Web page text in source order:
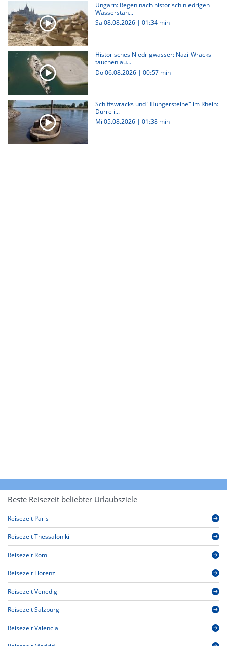
Ungarn: Regen nach historisch niedrigen
Wasserstän...
Sa 08.08.2026 | 01:34 min
Historisches Niedrigwasser: Nazi-Wracks
tauchen au...
Do 06.08.2026 | 00:57 min
Schiffswracks und "Hungersteine" im Rhein:
Dürre i...
Mi 05.08.2026 | 01:38 min
Beste Reisezeit beliebter Urlaubsziele
Reisezeit Paris
Reisezeit Thessaloniki
Reisezeit Rom
Reisezeit Florenz
Reisezeit Venedig
Reisezeit Salzburg
Reisezeit Valencia